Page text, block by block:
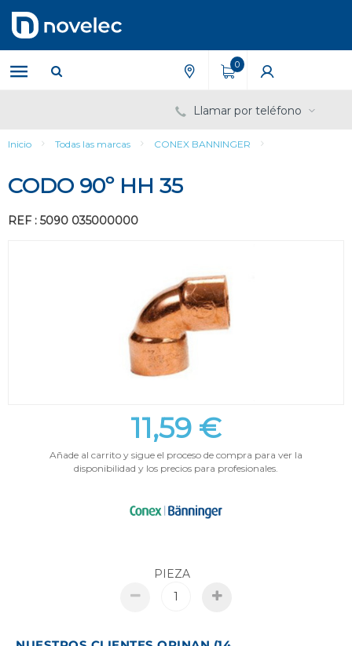
contenido
menú
de
navegación
0
Llamar por teléfono
Inicio Todas las marcas CONEX BANNINGER
CODO 90º HH 35
REF : 5090 035000000
11,59 €
Añade al carrito y sigue el proceso de compra para ver la
disponibilidad y los precios para profesionales.
PIEZA